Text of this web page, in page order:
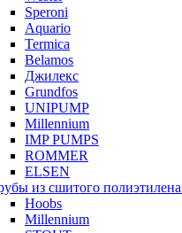
Speroni
Aquario
Termica
Belamos
Джилекс
Grundfos
UNIPUMP
Millennium
IMP PUMPS
ROMMER
ELSEN
из сшитого полиэтилена
Hoobs
Millennium